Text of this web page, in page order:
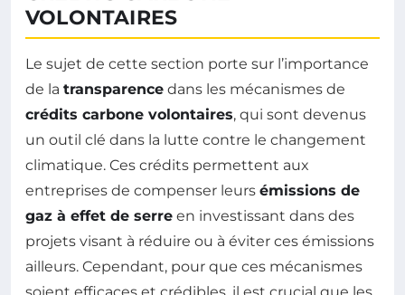
VOLONTAIRES
Le sujet de cette section porte sur l’importance
de la transparence dans les mécanismes de
crédits carbone volontaires, qui sont devenus
un outil clé dans la lutte contre le changement
climatique. Ces crédits permettent aux
entreprises de compenser leurs émissions de
gaz à effet de serre en investissant dans des
projets visant à réduire ou à éviter ces émissions
ailleurs. Cependant, pour que ces mécanismes